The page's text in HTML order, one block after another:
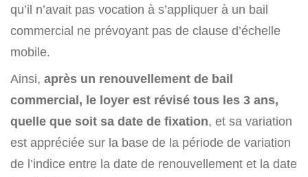
qu’il n’avait pas vocation à s’appliquer à un bail
commercial ne prévoyant pas de clause d’échelle
mobile.
Ainsi, après un renouvellement de bail
commercial, le loyer est révisé tous les 3 ans,
quelle que soit sa date de fixation, et sa variation
est appréciée sur la base de la période de variation
de l’indice entre la date de renouvellement et la date